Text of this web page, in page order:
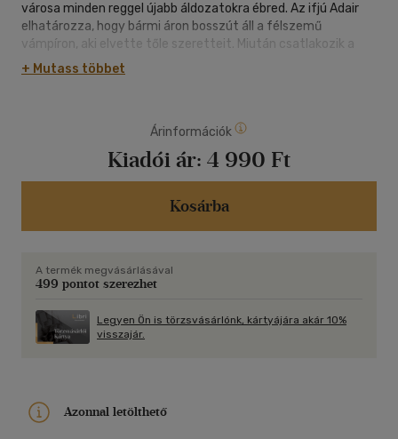
városa minden reggel újabb áldozatokra ébred. Az ifjú Adair
elhatározza, hogy bármi áron bosszút áll a félszemű
vámpíron, aki elvette tőle szeretteit. Miután csatlakozik a
Nap Gárdához, ráeszmél, hogy céljának elérése nagyobb
kihívás, mint hitte. Megpróbáltatásai közepette tanítója és
vérszívók végső csapására készülve ébred rá, mi is a valódi
+ Mutass többet
Árinformációk
Kiadói ár: 4 990 Ft
Kosárba
A termék megvásárlásával
499 pontot szerezhet
Legyen Ön is törzsvásárlónk, kártyájára akár 10%
visszajár.
Azonnal letölthető